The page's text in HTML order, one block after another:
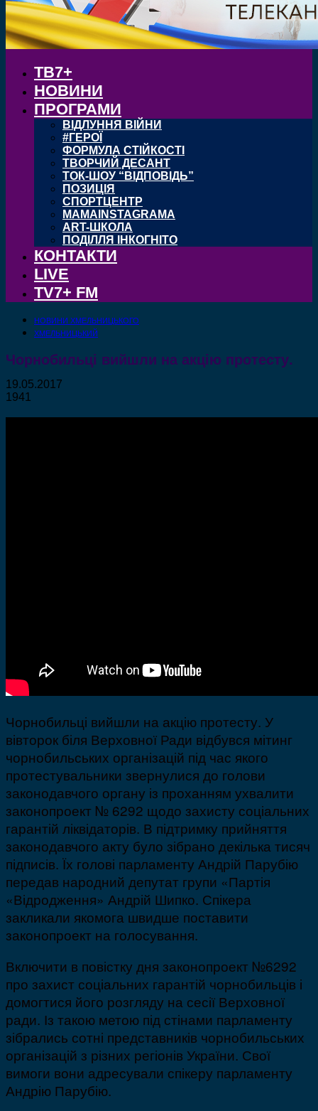
ТВ7+
НОВИНИ
ПРОГРАМИ
ВІДЛУННЯ ВІЙНИ
#ГЕРОЇ
ФОРМУЛА СТІЙКОСТІ
ТВОРЧИЙ ДЕСАНТ
ТОК-ШОУ “ВІДПОВІДЬ”
ПОЗИЦІЯ
СПОРТЦЕНТР
MAMAINSTAGRAMA
ART-ШКОЛА
ПОДІЛЛЯ ІНКОГНІТО
КОНТАКТИ
LIVE
TV7+ FM
НОВИНИ ХМЕЛЬНИЦЬКОГО
ХМЕЛЬНИЦЬКИЙ
Чорнобильці вийшли на акцію протесту.
19.05.2017
1941
Чорнобильці вийшли на акцію протесту. У
вівторок біля Верховної Ради відбувся мітинг
чорнобильських організацій під час якого
протестувальники звернулися до голови
законодавчого органу із проханням ухвалити
законопроект № 6292 щодо захисту соціальних
гарантій ліквідаторів. В підтримку прийняття
законодавчого акту було зібрано декілька тисяч
підписів. Їх голові парламенту Андрій Парубію
передав народний депутат групи «Партія
«Відродження» Андрій Шипко. Спікера
закликали якомога швидше поставити
законопроект на голосування.
Включити в повістку дня законопроект №6292
про захист соціальних гарантій чорнобильців і
домогтися його розгляду на сесії Верховної
ради. Із такою метою під стінами парламенту
зібрались сотні представників чорнобильських
організацій з різних регіонів України. Свої
вимоги вони адресували спікеру парламенту
Андрію Парубію.